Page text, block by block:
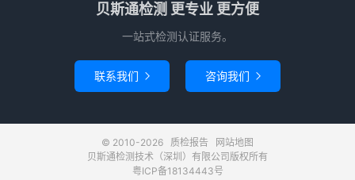
贝斯通检测 更专业 更方便
一站式检测认证服务。
联系我们  咨询我们 
© 2010-2026 质检报告
网站地图
贝斯通检测技术（深圳）有限公司版权所有
粤ICP备18134443号